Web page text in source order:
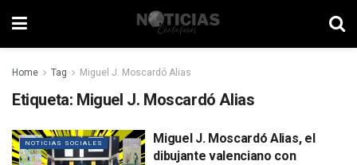
Home Tag Miguel J. Moscardó Alias
Etiqueta: Miguel J. Moscardó Alias
NOTICIAS SOCIALES
Miguel J. Moscardó Alias, el
dibujante valenciano con